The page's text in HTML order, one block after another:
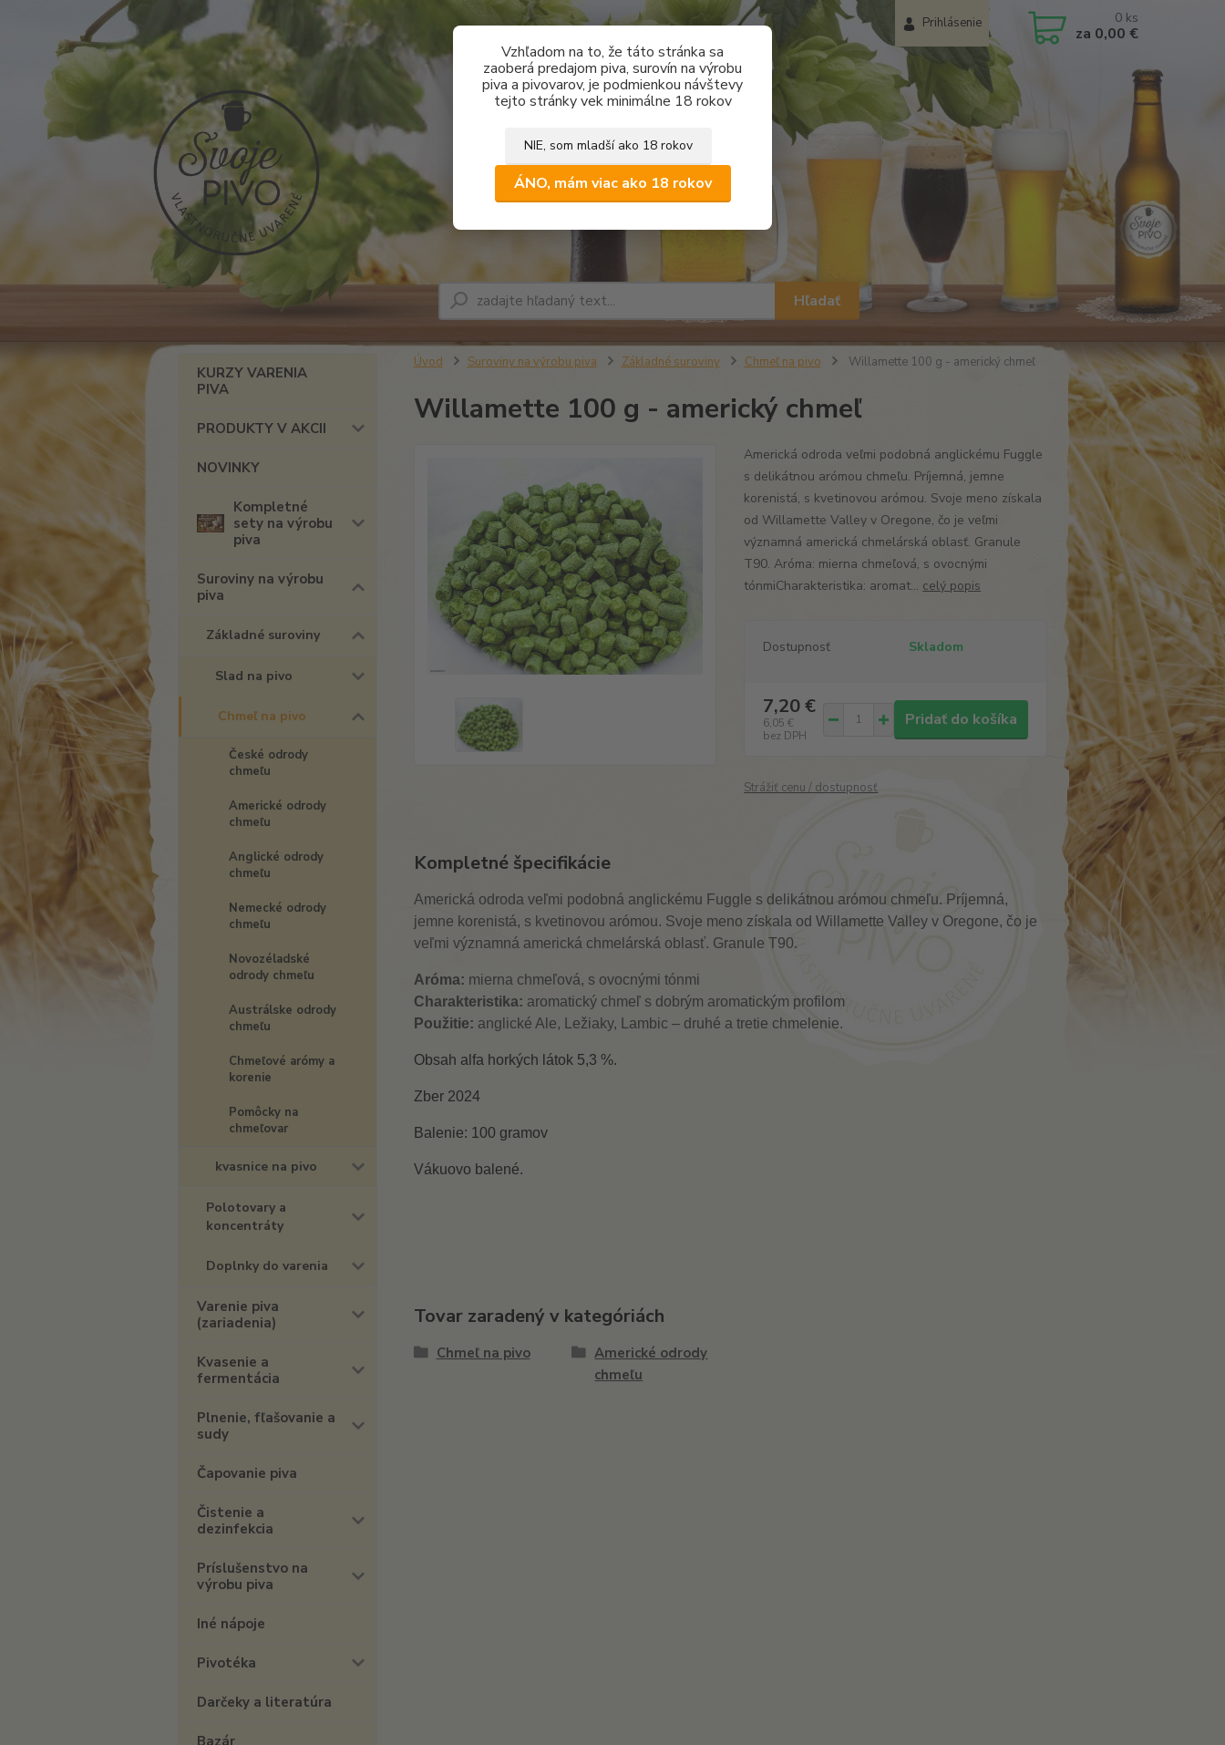
Vzhľadom na to, že táto stránka sa
zaoberá predajom piva, surovín na výrobu
piva a pivovarov, je podmienkou návštevy
tejto stránky vek minimálne 18 rokov
NIE, som mladší ako 18 rokov
ÁNO, mám viac ako 18 rokov
Prihlásenie
Hľadať
0 ks
za 0,00 €
KURZY VARENIA
PIVA
PRODUKTY V AKCII
NOVINKY
Kompletné
sety na výrobu
piva
Suroviny na výrobu
piva
Základné suroviny
Slad na pivo
Chmeľ na pivo
České odrody
chmeľu
Americké odrody
chmeľu
Anglické odrody
chmeľu
Nemecké odrody
chmeľu
Novozéladské
odrody chmeľu
Austrálske odrody
chmeľu
Chmeľové arómy a
korenie
Pomôcky na
chmeľovar
kvasnice na pivo
Polotovary a
koncentráty
Doplnky do varenia
Varenie piva
(zariadenia)
Kvasenie a
fermentácia
Plnenie, fľašovanie a
sudy
Čapovanie piva
Čistenie a
dezinfekcia
Príslušenstvo na
výrobu piva
Iné nápoje
Pivotéka
Darčeky a literatúra
Bazár
Úvod Suroviny na výrobu piva Základné suroviny Chmeľ na pivo Willamette 100 g - americký chmeľ
Willamette 100 g - americký chmeľ
Americká odroda veľmi podobná anglickému Fuggle
s delikátnou arómou chmeľu. Príjemná, jemne
korenistá, s kvetinovou arómou. Svoje meno získala
od Willamette Valley v Oregone, čo je veľmi
významná americká chmelárská oblasť. Granule
T90. Aróma: mierna chmeľová, s ovocnými
tónmiCharakteristika: aromat... celý popis
Dostupnosť Skladom
7,20 €
6,05 €
bez DPH
Pridať do košíka
Strážiť cenu / dostupnosť
Kompletné špecifikácie
Americká odroda veľmi podobná anglickému Fuggle s delikátnou arómou chmeľu. Príjemná,
jemne korenistá, s kvetinovou arómou. Svoje meno získala od Willamette Valley v Oregone, čo je
veľmi významná americká chmelárská oblasť. Granule T90.
Aróma: mierna chmeľová, s ovocnými tónmi
Charakteristika: aromatický chmeľ s dobrým aromatickým profilom
Použitie: anglické Ale, Ležiaky, Lambic – druhé a tretie chmelenie.
Obsah alfa horkých látok 5,3 %.
Zber 2024
Balenie: 100 gramov
Vákuovo balené.
Tovar zaradený v kategóriách
Chmeľ na pivo
Americké odrody
chmeľu